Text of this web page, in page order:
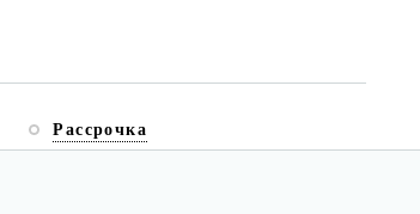
Рассрочка